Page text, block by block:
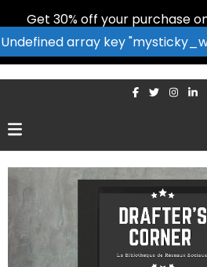
Get 30% off your purchase
array key